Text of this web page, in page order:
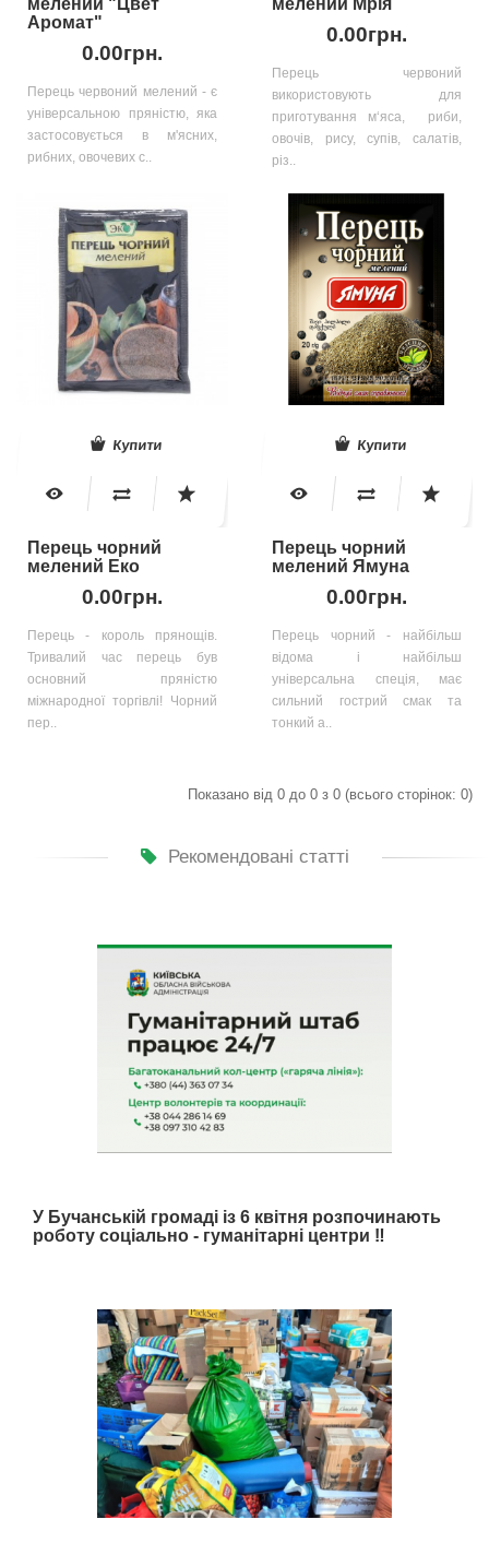
мелений "Цвет
Аромат"
0.00грн.
Перець червоний мелений - є
універсальною пряністю, яка
застосовується в м'ясних,
рибних, овочевих с..
мелений Мрія
0.00грн.
Перець червоний
використовують для
приготування м‘яса, риби,
овочів, рису, супів, салатів,
різ..
Купити
Перець чорний
мелений Еко
0.00грн.
Перець - король прянощів.
Тривалий час перець був
основний пряністю
міжнародної торгівлі! Чорний
пер..
Купити
Перець чорний
мелений Ямуна
0.00грн.
Перець чорний - найбільш
відома і найбільш
універсальна спеція, має
сильний гострий смак та
тонкий а..
Показано від 0 до 0 з 0 (всього сторінок: 0)
Рекомендовані статті
У Бучанській громаді із 6 квітня розпочинають
роботу соціально - гуманітарні центри ‼️